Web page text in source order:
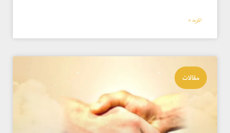
المزيد »
مقالات